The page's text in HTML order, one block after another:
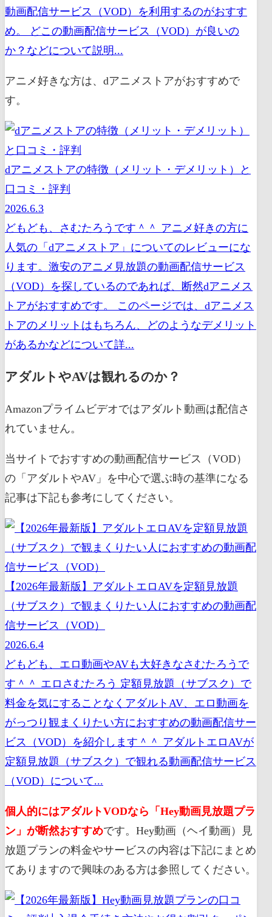
動画配信サービス（VOD）を利用するのがおすす
め。 どこの動画配信サービス（VOD）が良いの
か？などについて説明...
アニメ好きな方は、dアニメストアがおすすめで
す。
dアニメストアの特徴（メリット・デメリット）と
口コミ・評判
2026.6.3
どもども、さむたろうです＾＾ アニメ好きの方に
人気の「dアニメストア」についてのレビューにな
ります。激安のアニメ見放題の動画配信サービス
（VOD）を探しているのであれば、断然dアニメス
トアがおすすめです。 このページでは、dアニメス
トアのメリットはもちろん、どのようなデメリット
があるかなどについて詳...
アダルトやAVは観れるのか？
Amazonプライムビデオではアダルト動画は配信さ
れていません。
当サイトでおすすめの動画配信サービス（VOD）
の「アダルトやAV」を中心で選ぶ時の基準になる
記事は下記も参考にしてください。
【2026年最新版】アダルトエロAVを定額見放題
（サブスク）で観まくりたい人におすすめの動画配
信サービス（VOD）
2026.6.4
どもども、エロ動画やAVも大好きなさむたろうで
す＾＾ エロさむたろう 定額見放題（サブスク）で
料金を気にすることなくアダルトAV、エロ動画を
がっつり観まくりたい方におすすめの動画配信サー
ビス（VOD）を紹介します＾＾ アダルトエロAVが
定額見放題（サブスク）で観れる動画配信サービス
（VOD）について...
個人的にはアダルトVODなら「Hey動画見放題プラ
ン」が断然おすすめです。Hey動画（ヘイ動画）見
放題プランの料金やサービスの内容は下記にまとめ
てありますので興味のある方は参照してください。